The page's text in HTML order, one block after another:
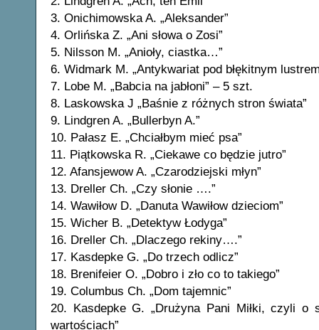
3. Onichimowska A. „Aleksander”
4. Orlińska Z. „Ani słowa o Zosi”
5. Nilsson M. „Anioły, ciastka…”
6. Widmark M. „Antykwariat pod błękitnym
7. Lobe M. „Babcia na jabłoni” – 5 szt.
8. Laskowska J „Baśnie z różnych stron świata”
9. Lindgren A. „Bullerbyn A.”
10. Pałasz E. „Chciałbym mieć psa”
11. Piątkowska R. „Ciekawe co będzie jutro”
12. Afansjewow A. „Czarodziejski młyn”
13. Dreller Ch. „Czy słonie ….”
14. Wawiłow D. „Danuta Wawiłow dzieciom”
15. Wicher B. „Detektyw Łodyga”
16. Dreller Ch. „Dlaczego rekiny….”
17. Kasdepke G. „Do trzech odlicz”
18. Brenifeier O. „Dobro i zło co to takiego”
19. Columbus Ch. „Dom tajemnic”
20. Kasdepke G. „Drużyna Pani Miłki, czyli o
wartościach”